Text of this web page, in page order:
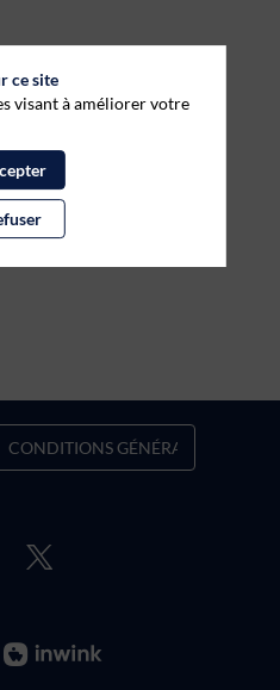
CONDITIONS GÉNÉRALES DE
ce site
visant à améliorer votre